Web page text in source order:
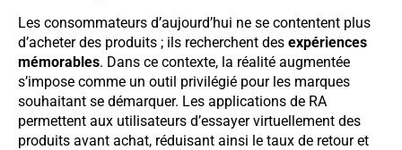
Les consommateurs d’aujourd’hui ne se contentent plus
d’acheter des produits ; ils recherchent des expériences
mémorables. Dans ce contexte, la réalité augmentée
s’impose comme un outil privilégié pour les marques
souhaitant se démarquer. Les applications de RA
permettent aux utilisateurs d’essayer virtuellement des
produits avant achat, réduisant ainsi le taux de retour et